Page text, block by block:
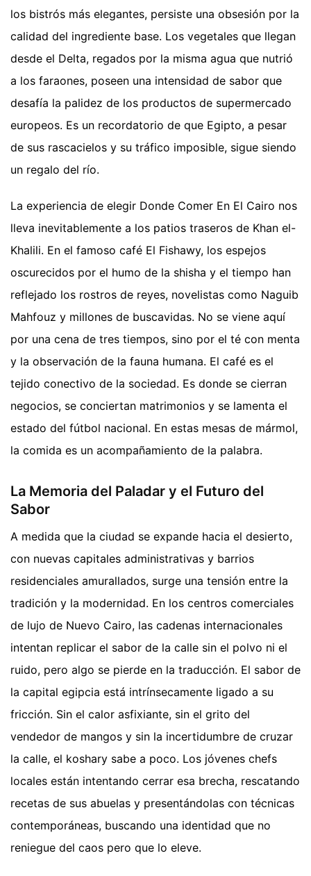
los bistrós más elegantes, persiste una obsesión por la
calidad del ingrediente base. Los vegetales que llegan
desde el Delta, regados por la misma agua que nutrió
a los faraones, poseen una intensidad de sabor que
desafía la palidez de los productos de supermercado
europeos. Es un recordatorio de que Egipto, a pesar
de sus rascacielos y su tráfico imposible, sigue siendo
un regalo del río.
La experiencia de elegir Donde Comer En El Cairo nos
lleva inevitablemente a los patios traseros de Khan el-
Khalili. En el famoso café El Fishawy, los espejos
oscurecidos por el humo de la shisha y el tiempo han
reflejado los rostros de reyes, novelistas como Naguib
Mahfouz y millones de buscavidas. No se viene aquí
por una cena de tres tiempos, sino por el té con menta
y la observación de la fauna humana. El café es el
tejido conectivo de la sociedad. Es donde se cierran
negocios, se conciertan matrimonios y se lamenta el
estado del fútbol nacional. En estas mesas de mármol,
la comida es un acompañamiento de la palabra.
La Memoria del Paladar y el Futuro del
Sabor
A medida que la ciudad se expande hacia el desierto,
con nuevas capitales administrativas y barrios
residenciales amurallados, surge una tensión entre la
tradición y la modernidad. En los centros comerciales
de lujo de Nuevo Cairo, las cadenas internacionales
intentan replicar el sabor de la calle sin el polvo ni el
ruido, pero algo se pierde en la traducción. El sabor de
la capital egipcia está intrínsecamente ligado a su
fricción. Sin el calor asfixiante, sin el grito del
vendedor de mangos y sin la incertidumbre de cruzar
la calle, el koshary sabe a poco. Los jóvenes chefs
locales están intentando cerrar esa brecha, rescatando
recetas de sus abuelas y presentándolas con técnicas
contemporáneas, buscando una identidad que no
reniegue del caos pero que lo eleve.